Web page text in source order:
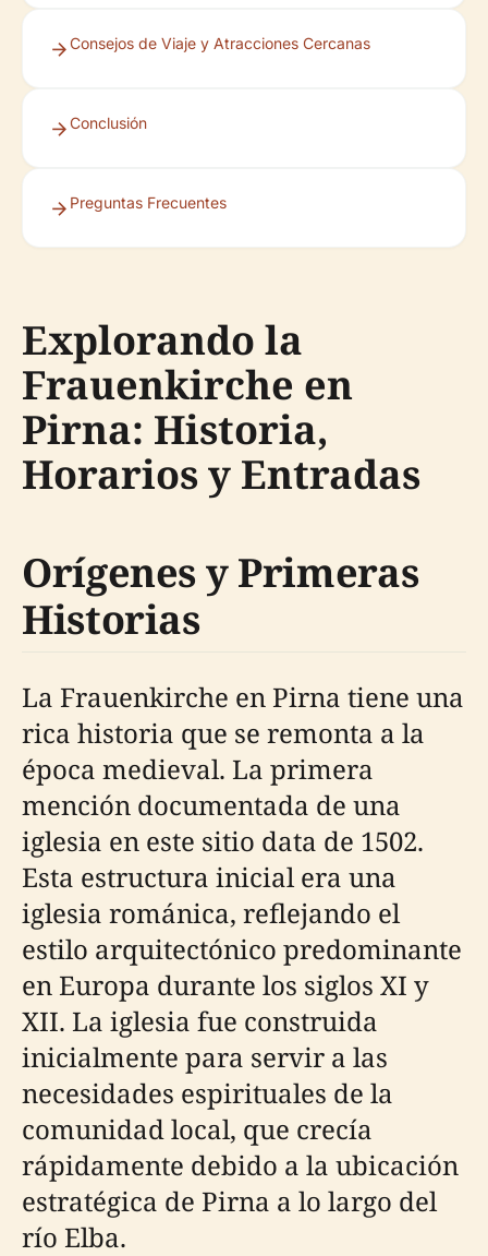
Consejos de Viaje y Atracciones Cercanas
Conclusión
Preguntas Frecuentes
Explorando la
Frauenkirche en
Pirna: Historia,
Horarios y Entradas
Orígenes y Primeras
Historias
La Frauenkirche en Pirna tiene una
rica historia que se remonta a la
época medieval. La primera
mención documentada de una
iglesia en este sitio data de 1502.
Esta estructura inicial era una
iglesia románica, reflejando el
estilo arquitectónico predominante
en Europa durante los siglos XI y
XII. La iglesia fue construida
inicialmente para servir a las
necesidades espirituales de la
comunidad local, que crecía
rápidamente debido a la ubicación
estratégica de Pirna a lo largo del
río Elba.